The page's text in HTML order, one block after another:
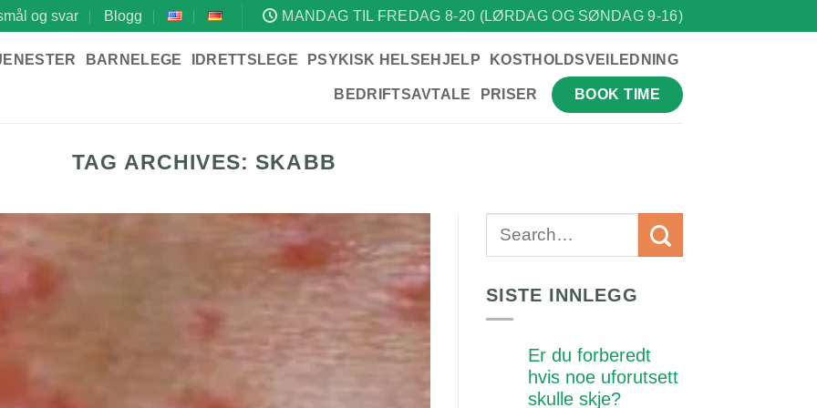
og svar Blogg MANDAG TIL FREDAG 8-20 (LØRDAG OG SØNDAG 9-16)
BARNELEGE IDRETTSLEGE PSYKISK HELSEHJELP KOSTHOLDSVEILEDNING
BEDRIFTSAVTALE PRISER BOOK TIME
TAG ARCHIVES:SKABB
SISTE INNLEGG
Er du forberedt
hvis noe uforutsett
skulle skje?